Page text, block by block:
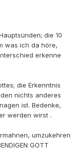
die 10
was ich da höre,
erkenne
die Erkenntnis
nichts anderes
ist. Bedenke,
werden wirst .
umzukehren
GOTT